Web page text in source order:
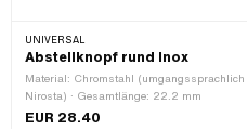
UNIVERSAL
Abstellknopf rund Inox
Material: Chromstahl
Nirosta) · Gesamtlänge: 22.2 mm
EUR 28.40